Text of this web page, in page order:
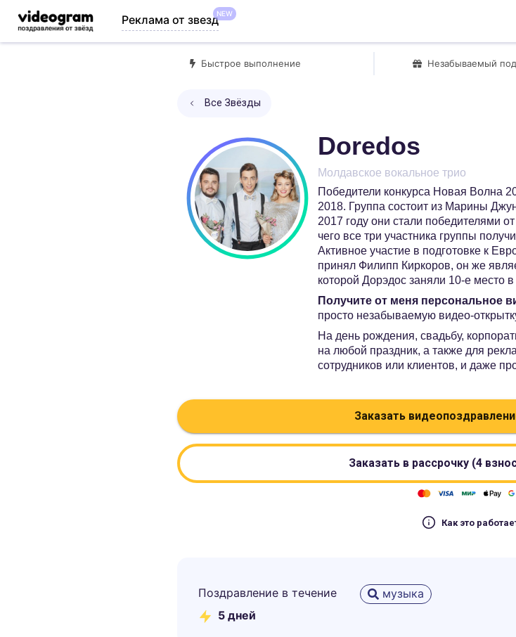
Реклама от звездNEW
Быстрое выполнение Незабываемый
Все Звёзды
Doredos
Молдавское вокальное трио
Победители конкурса Новая Волна
2018. Группа состоит из Марины
2017 году они стали победителями
чего все три участника группы
Активное участие в подготовке к
принял Филипп Киркоров, он же
которой Дорэдос заняли 10-е место в
Получите от меня персональное
просто незабываемую видео-
На день рождения, свадьбу,
на любой праздник, а также для
сотрудников или клиентов, и даже
Заказать
Заказать в рассрочку (4
Как это
Поздравление в течение
5 дней
музыка